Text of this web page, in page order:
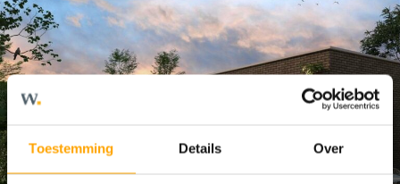
Toestemming Details Over